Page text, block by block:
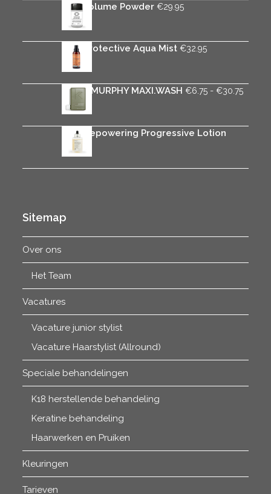
Rica Volume Powder €29.95
Rica Protective Aqua Mist €32.95
KEVIN.MURPHY MAXI.WASH €6.75 - €30.75
Rica Repowering Progressive Lotion
34.95
Sitemap
Over ons
Het Team
Vacatures
Vacature junior stylist
Vacature Haarstylist (Allround)
Speciale behandelingen
K18 herstellende behandeling
Keratine behandeling
Haarwerken en Pruiken
Kleuringen
Tarieven